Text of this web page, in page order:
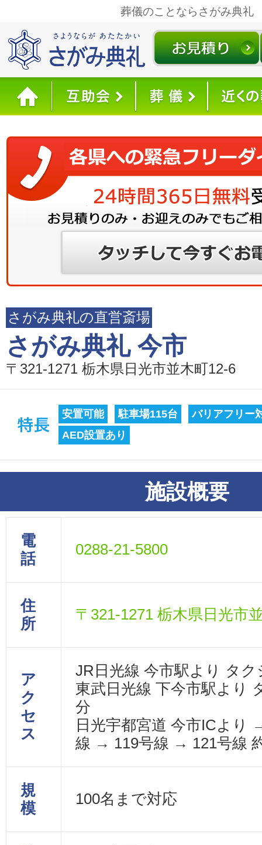
葬儀のことならさがみ典礼
さがみ典礼の直営斎場
さがみ典礼 今市
〒321-1271 栃木県日光市並木町12-6
安置可能 駐車場115台
バリアフリー
AED設置あり
施設概要
電
話
0288-21-5800
住
所
〒321-1271 栃木県日光市
ア
ク
セ
ス
JR日光線 今市駅より タク
東武日光線 下今市駅より
分
日光宇都宮道 今市ICより
線 → 119号線 → 121号線
規
模
100名まで対応